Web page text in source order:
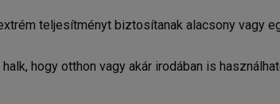
teljesítményt biztosítanak alacsony vagy
hogy otthon vagy akár irodában is